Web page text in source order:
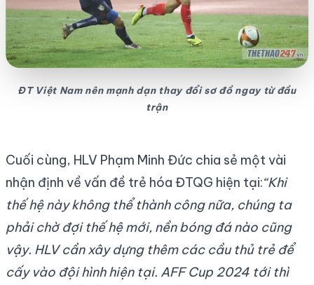
ĐT Việt Nam nên mạnh dạn thay đổi sơ đồ ngay từ đầu
trận
Cuối cùng, HLV Phạm Minh Đức chia sẻ một vài
nhận định về vấn đề trẻ hóa ĐTQG hiện tại:“Khi
thế hệ này không thể thành công nữa, chúng ta
phải chờ đợi thế hệ mới, nền bóng đá nào cũng
vậy. HLV cần xây dựng thêm các cầu thủ trẻ để
cấy vào đội hình hiện tại. AFF Cup 2024 tới thì